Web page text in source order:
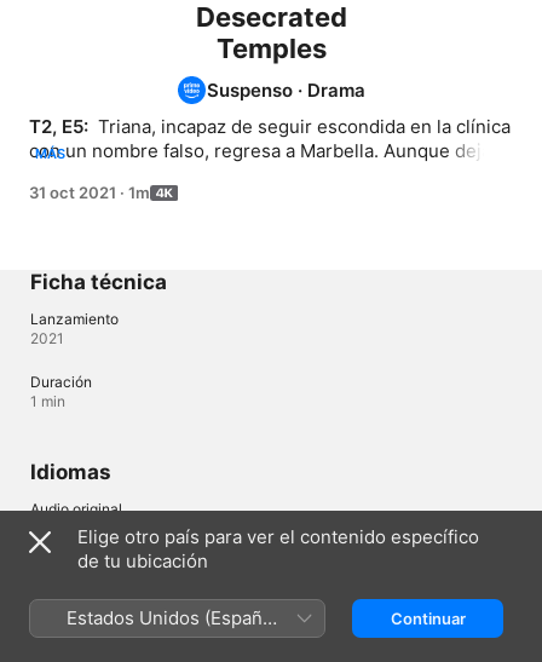
Desecrated
Temples
Suspenso · Drama
T2, E5: Triana, incapaz de seguir escondida en la clínica
con un nombre falso, regresa a Marbella. Aunque deja
el deseo entre ambos son difíciles de esconder.
MÁS
31 oct 2021 · 1m
Ficha técnica
Lanzamiento
2021
Duración
1 min
Idiomas
Audio original
Español (España)
Subtítulos
Elige otro país para ver el contenido específico
de tu ubicación
Estados Unidos (Español
México)
Continuar